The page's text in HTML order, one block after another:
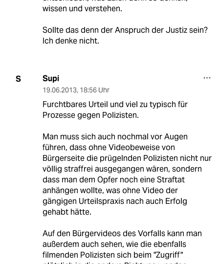
wissen und verstehen.
Sollte das denn der Anspruch der Justiz sein?
Ich denke nicht.
S Supi
19.06.2013, 18:56 Uhr
Furchtbares Urteil und viel zu typisch für
Prozesse gegen Polizisten.
Man muss sich auch nochmal vor Augen
führen, dass ohne Videobeweise von
Bürgerseite die prügelnden Polizisten nicht nur
völlig straffrei ausgegangen wären, sondern
dass man dem Opfer noch eine Straftat
anhängen wollte, was ohne Video der
gängigen Urteilspraxis nach auch Erfolg
gehabt hätte.
Auf den Bürgervideos des Vorfalls kann man
außerdem auch sehen, wie die ebenfalls
filmenden Polizisten sich beim "Zugriff"